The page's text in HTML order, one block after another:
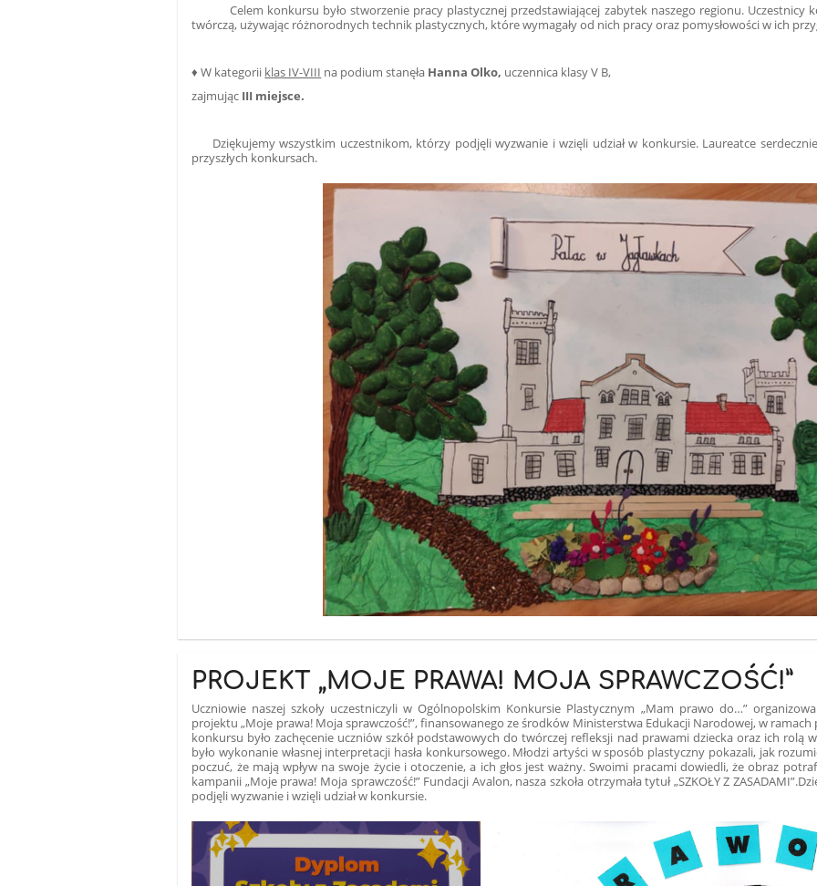
Celem konkursu byłostworzenie pracy plastycznej przedstawiającej zabytek naszego regionu. Uczestnicy
twórczą, używając różnorodnych technik plastycznych, które wymagały od nich pracy oraz pomysłowości w ich
♦ W kategorii klas IV-VIII na podium stanęła Hanna Olko, uczennica klasy V B,
zajmując III miejsce.
Dziękujemy wszystkim uczestnikom, którzy podjęli wyzwanie i wzięli udział w konkursie. Laureatce
przyszłych konkursach.
PROJEKT „MOJE PRAWA! MOJA SPRAWCZOŚĆ!”
Uczniowie naszej szkoły uczestniczyli w Ogólnopolskim Konkursie Plastycznym „Mam prawo do…”
projektu „Moje prawa! Moja sprawczość!”, finansowanego ze środków Ministerstwa Edukacji Narodowej, w ramach
konkursu było zachęcenie uczniów szkół podstawowych do twórczej refleksji nad prawami dziecka oraz ich rolą
było wykonanie własnej interpretacji hasła konkursowego. Młodzi artyści w sposób plastyczny pokazali, jak
poczuć, że mają wpływ na swoje życie i otoczenie, a ich głos jest ważny. Swoimi pracami dowiedli, że obraz
kampanii „Moje prawa! Moja sprawczość!” Fundacji Avalon, nasza szkoła otrzymała tytuł „SZKOŁY Z ZASADAMI”.
podjęli wyzwanie i wzięli udział w konkursie.